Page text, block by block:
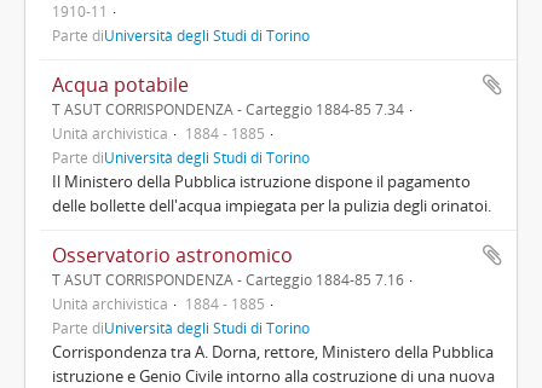
1910-11
Parte diUniversità degli Studi di Torino
Acqua potabile
T ASUT CORRISPONDENZA - Carteggio 1884-85 7.34
Unità archivistica
1884 - 1885
Parte diUniversità degli Studi di Torino
Il Ministero della Pubblica istruzione dispone il pagamento
delle bollette dell'acqua impiegata per la pulizia degli orinatoi.
Osservatorio astronomico
T ASUT CORRISPONDENZA - Carteggio 1884-85 7.16
Unità archivistica
1884 - 1885
Parte diUniversità degli Studi di Torino
Corrispondenza tra A. Dorna, rettore, Ministero della Pubblica
istruzione e Genio Civile intorno alla costruzione di una nuova